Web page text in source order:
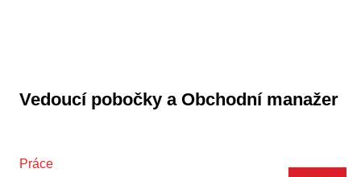
Vedoucí pobočky a Obchodní manažer
Práce